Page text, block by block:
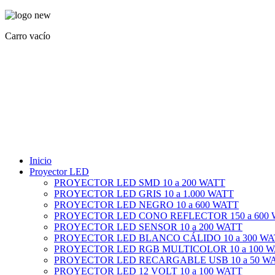
Carro vacío
Inicio
Proyector LED
PROYECTOR LED SMD 10 a 200 WATT
PROYECTOR LED GRIS 10 a 1.000 WATT
PROYECTOR LED NEGRO 10 a 600 WATT
PROYECTOR LED CONO REFLECTOR 150 a 600
PROYECTOR LED SENSOR 10 a 200 WATT
PROYECTOR LED BLANCO CÁLIDO 10 a 300
PROYECTOR LED RGB MULTICOLOR 10 a 100
PROYECTOR LED RECARGABLE USB 10 a 50
PROYECTOR LED 12 VOLT 10 a 100 WATT